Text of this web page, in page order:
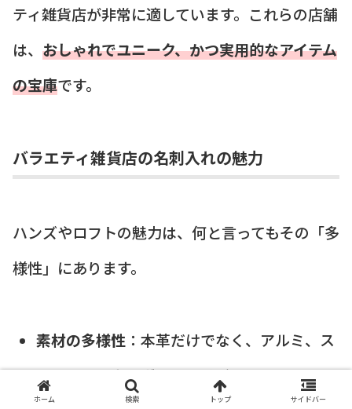
ティ雑貨店が非常に適しています。これらの店舗
は、 おしゃれでユニーク、かつ実用的なアイテム
の宝庫です。
バラエティ雑貨店の名刺入れの魅力
ハンズやロフトの魅力は、何と言ってもその「多
様性」にあります。
素材の多様性 ：本革だけでなく、アルミ、ス
テンレス、カーボンファイバー、フェルト、
ホーム 検索 トップ サイドバー